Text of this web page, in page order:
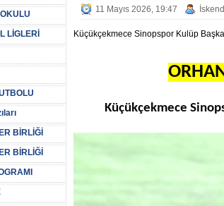
LİGLERİ
BİRLİĞİ
BİRLİĞİ
11 Mayıs 2026, 19:47
Küçükçekmece Sinopspor Kulüp
Küçükçekmece